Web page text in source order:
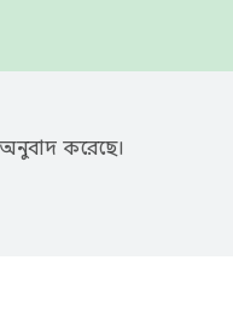
অনুবাদ করেছে।